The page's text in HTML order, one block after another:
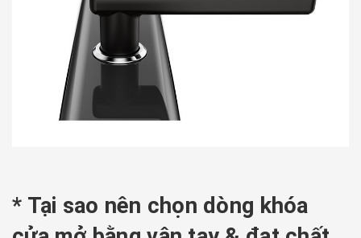
* Tại sao nên chọn dòng khóa